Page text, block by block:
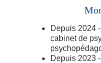
Depuis 2024
cabinet de
Depuis 2023 -